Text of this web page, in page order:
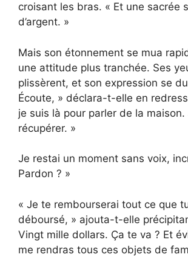
croisant les bras. « Et une sacrée
d’argent. »
Mais son étonnement se mua
une attitude plus tranchée. Ses
plissèrent, et son expression se
Écoute, » déclara-t-elle en
je suis là pour parler de la maison.
récupérer. »
Je restai un moment sans voix,
Pardon ? »
« Je te rembourserai tout ce que
déboursé, » ajouta-t-elle
Vingt mille dollars. Ça te va ? Et
me rendras tous ces objets de